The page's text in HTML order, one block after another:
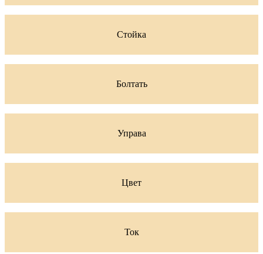
Стойка
Болтать
Управа
Цвет
Ток